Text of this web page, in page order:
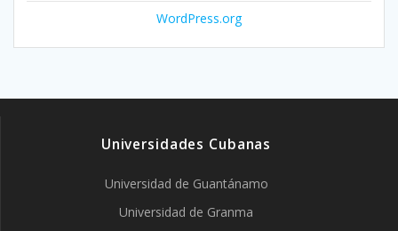
WordPress.org
Universidades Cubanas
Universidad de Guantánamo
Universidad de Granma